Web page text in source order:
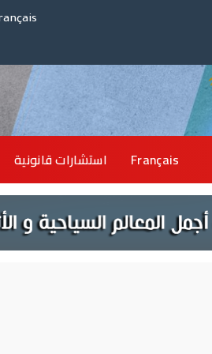
استشارات قانونية Français